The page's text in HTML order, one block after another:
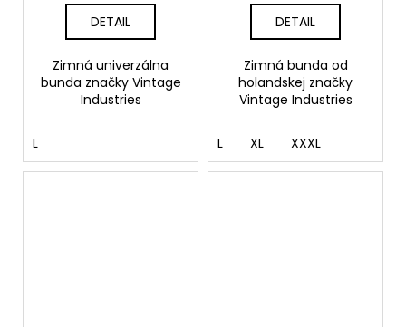
DETAIL
Zimná univerzálna
bunda značky Vintage
Industries
L
DETAIL
Zimná bunda od
holandskej značky
Vintage Industries
L XL XXXL